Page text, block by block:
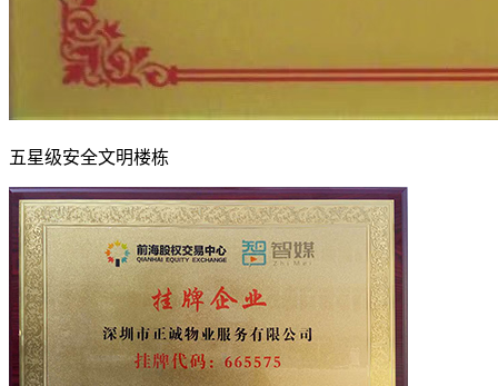
五星级安全文明楼栋